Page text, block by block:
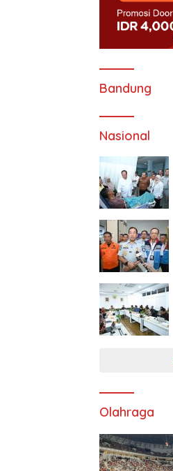
Bandung
Nasional
Olahraga